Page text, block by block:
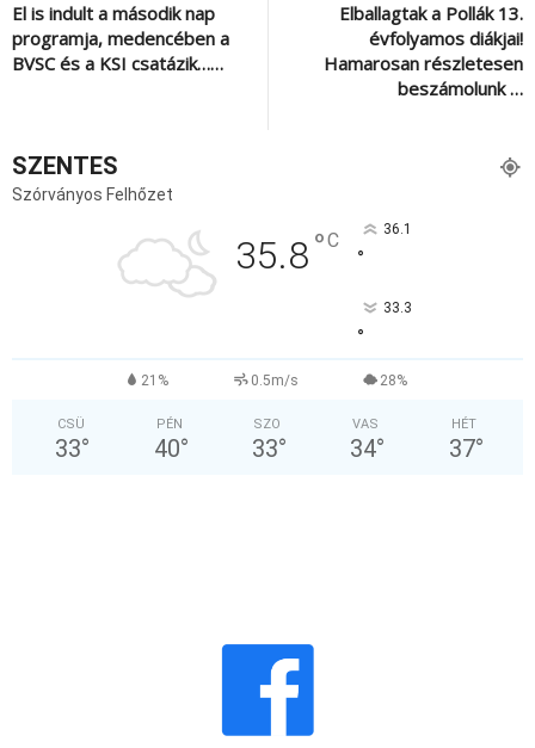
El is indult a második nap
programja, medencében a
BVSC és a KSI csatázik……
Elballagtak a Pollák 13.
évfolyamos diákjai!
Hamarosan részletesen
beszámolunk …
SZENTES
Szórványos Felhőzet
35.8°C 36.1
°
33.3
°
21% 0.5m/s 28%
CSÜ
33°
PÉN
40°
SZO
33°
VAS
34°
HÉT
37°